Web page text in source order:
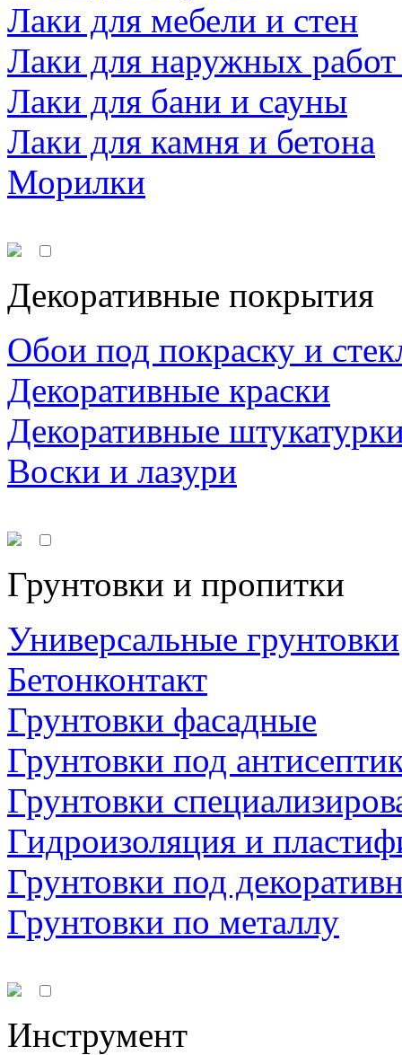
Лаки для мебели и стен
Лаки для наружных
Лаки для бани и сауны
Лаки для камня и бетона
Морилки
Декоративные покрытия
Обои под покраску и
Декоративные краски
Декоративные
Воски и лазури
Грунтовки и пропитки
Универсальные грунтовки
Бетонконтакт
Грунтовки фасадные
Грунтовки под
Грунтовки
Гидроизоляция и
Грунтовки под
Грунтовки по металлу
Инструмент